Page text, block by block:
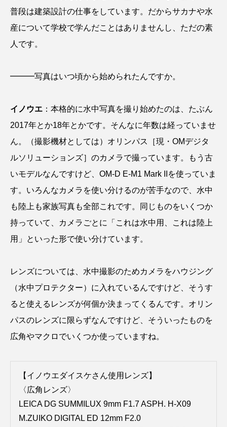
タコブネ タチウオ タナゴ
タラバガニ ダイオウイカ ダイオウカサゴ
チョウクラゲ チョウザメ
チリメンモンスター チンアナゴ
ツキヒハナダイ テナガエビ デンキウナギ
トゲウオ トド トラウツボ トラフグ
トラフザメ トラフシャコ トンボ
ドキュメンタリー ドジョウ ドスイカ
ドチザメ ナマズ ナンヨウブダイ
ニシキフウライウオ ニシシマドジョウ
ニジハギ ニジマス ニセゴイシウツボ
ニフレル ニホンカワウソ ニホンザリガニ
ヌノサラシ ヌマガエル ヌマムツ
ノロゲンゲ ハス ハゼ
普段は建築設計の仕事をしています。だからサカナや水
産について学校で学んだことはありませんし、ただの素
人です。
━━━写真はいつ頃から始められたんですか。
イノウエ ：本格的に水中写真を撮り始めたのは、たぶん
2017年とか18年とかです。そんなに年数は経っていませ
ん。（撮影機材としては）オリンパス［現・OMデジタ
ルソリューションズ］のカメラで撮っています。もう古
いモデルなんですけど、OM-D E-M1 Mark IIを使っていま
す。いろんなカメラを使い分けるのが苦手なので、水中
も陸上も家族写真も全部これです。同じものをいくつか
持っていて、カメラごとに「これは水中用、これは陸上
用」といった形で使い分けています。
レンズについては、水中撮影のためカメラをハウジング
（水中プロテクター）に入れているんですけど、そうす
ると使えるレンズが何個か決まってくるんです。オリン
パスのレンズに限らずなんですけど、そういったものを
広角やマクロでいくつか使っていますね。
【イノウエダイスケさん使用レンズ】
〈広角レンズ〉
LEICA DG SUMMILUX 9mm F1.7 ASPH. H-X09
M.ZUIKO DIGITAL ED 12mm F2.0